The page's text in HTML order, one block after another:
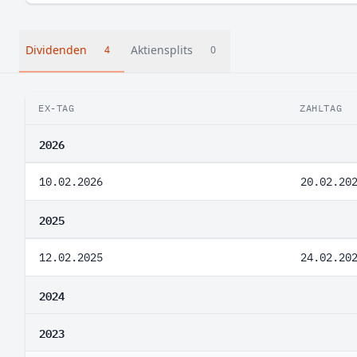
Dividenden 4 Aktiensplits 0
EX-TAG ZAHLTAG
2026
10.02.2026
2025
12.02.2025
2024
2023